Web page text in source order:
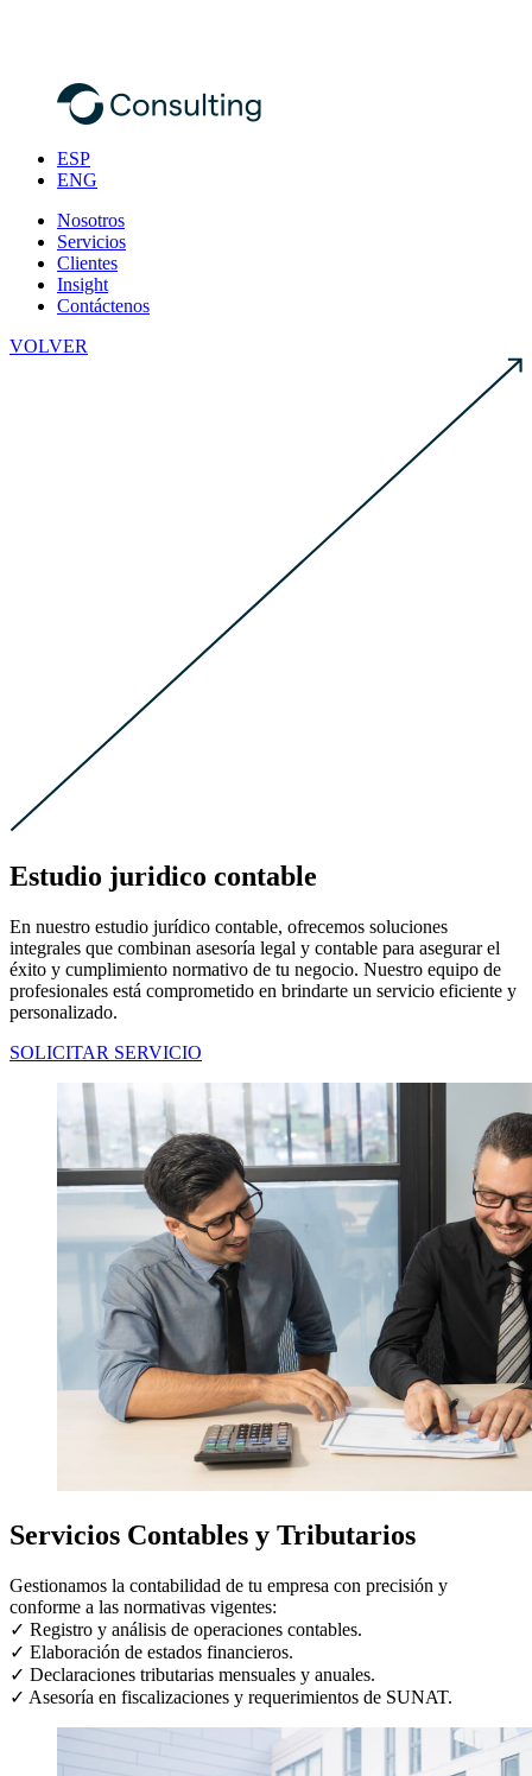
ESP
ENG
Nosotros
Servicios
Clientes
Insight
Contáctenos
VOLVER
Estudio juridico contable
En nuestro estudio jurídico contable, ofrecemos soluciones
integrales que combinan asesoría legal y contable para asegurar el
éxito y cumplimiento normativo de tu negocio. Nuestro equipo de
profesionales está comprometido en brindarte un servicio eficiente y
personalizado.
SOLICITAR SERVICIO
Servicios Contables y Tributarios
Gestionamos la contabilidad de tu empresa con precisión y
conforme a las normativas vigentes:
✓ Registro y análisis de operaciones contables.
✓ Elaboración de estados financieros.
✓ Declaraciones tributarias mensuales y anuales.
✓ Asesoría en fiscalizaciones y requerimientos de SUNAT.